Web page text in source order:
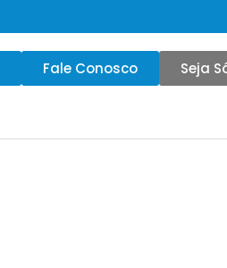
Fale Conosco Seja